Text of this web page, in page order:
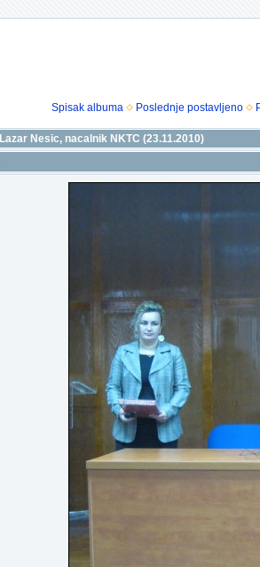
Spisak albuma Poslednje postavljeno
Lazar Nesic, nacalnik NKTC (23.11.2010)